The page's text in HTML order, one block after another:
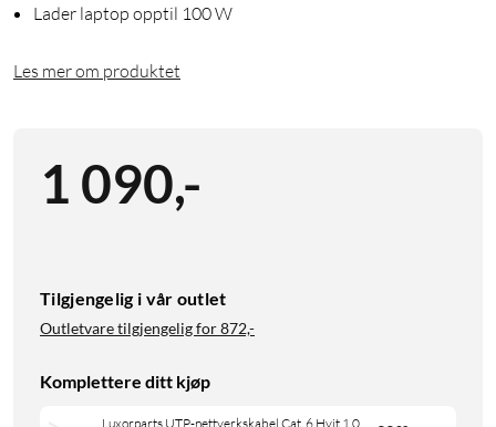
Lader laptop opptil 100 W
Les mer om produktet
1 090,-
Tilgjengelig i vår outlet
Outletvare tilgjengelig for872,-
Komplettere ditt kjøp
Luxorparts UTP-nettverkskabel Cat. 6 Hvit 1,0